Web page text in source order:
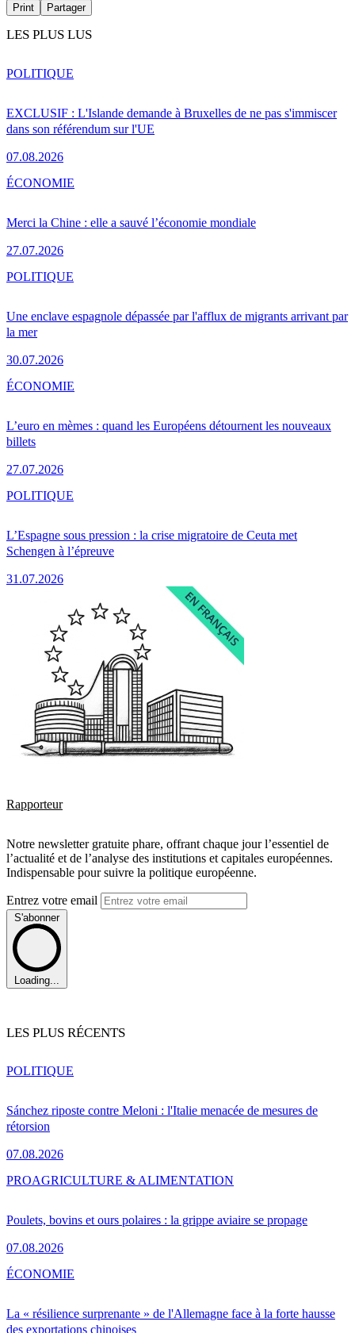
Print Partager
LES PLUS LUS
EXCLUSIF : L'Islande demande à Bruxelles de ne pas s'immiscer
dans son référendum sur l'UE
07.08.2026
POLITIQUE
Merci la Chine : elle a sauvé l’économie mondiale
27.07.2026
ÉCONOMIE
Une enclave espagnole dépassée par l'afflux de migrants arrivant par
la mer
30.07.2026
POLITIQUE
L’euro en mèmes : quand les Européens détournent les nouveaux
billets
27.07.2026
ÉCONOMIE
L’Espagne sous pression : la crise migratoire de Ceuta met
Schengen à l’épreuve
31.07.2026
POLITIQUE
Rapporteur
Notre newsletter gratuite phare, offrant chaque jour l’essentiel de
l’actualité et de l’analyse des institutions et capitales européennes.
Indispensable pour suivre la politique européenne.
Entrez votre email
S'abonner
Loading...
LES PLUS RÉCENTS
Sánchez riposte contre Meloni : l'Italie menacée de mesures de
rétorsion
07.08.2026
POLITIQUE
Poulets, bovins et ours polaires : la grippe aviaire se propage
07.08.2026
PROAGRICULTURE & ALIMENTATION
La « résilience surprenante » de l'Allemagne face à la forte hausse
des exportations chinoises
ÉCONOMIE